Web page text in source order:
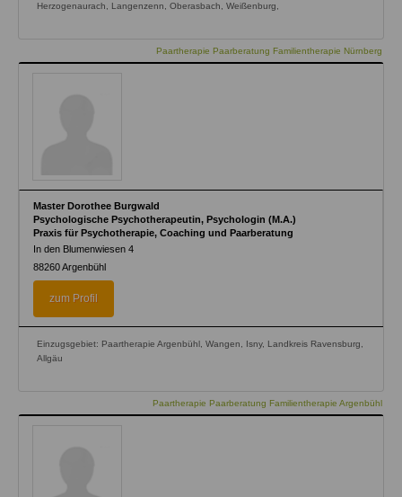
Herzogenaurach, Langenzenn, Oberasbach, Weißenburg,
Paartherapie Paarberatung Familientherapie Nürnberg
Master Dorothee Burgwald
Psychologische Psychotherapeutin, Psychologin (M.A.)
Praxis für Psychotherapie, Coaching und Paarberatung
In den Blumenwiesen 4
88260Argenbühl
zum Profil
Einzugsgebiet: Paartherapie Argenbühl, Wangen, Isny, Landkreis Ravensburg,
Allgäu
Paartherapie Paarberatung Familientherapie Argenbühl